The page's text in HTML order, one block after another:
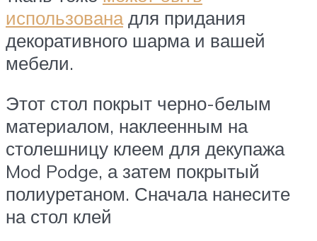
использованадля придания
декоративного шарма и вашей
мебели.
Этот стол покрыт черно-белым
материалом, наклеенным на
столешницу клеем для декупажа
Mod Podge, а затем покрытый
полиуретаном. Сначала нанесите
на стол клей